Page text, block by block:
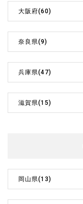
大阪府(60)
奈良県(9)
兵庫県(47)
滋賀県(15)
岡山県(13)